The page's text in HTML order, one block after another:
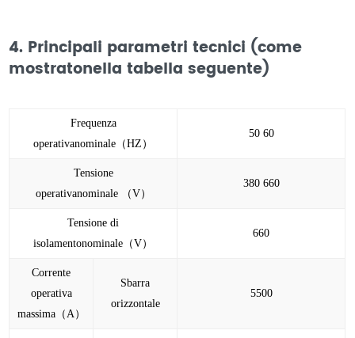
4. Principali parametri tecnici (come
mostratonella tabella seguente)
Frequenza
operativanominale（HZ）
50 60
Tensione
operativanominale （V）
380 660
Tensione di
isolamentonominale（V）
660
Corrente
operativa
massima（A）
Sbarra
orizzontale
5500